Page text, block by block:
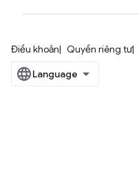
Điều khoản Quyền riêng tư